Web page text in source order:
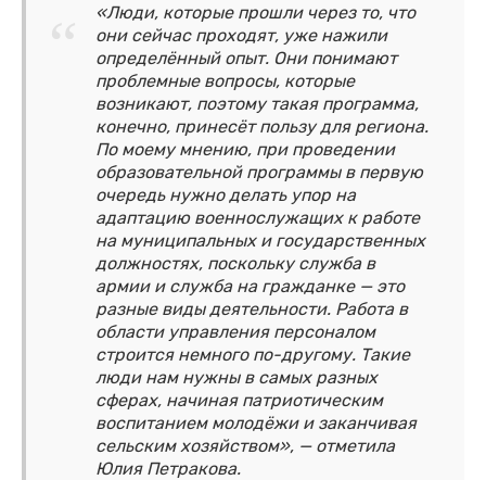
«Люди, которые прошли через то, что
они сейчас проходят, уже нажили
определённый опыт. Они понимают
проблемные вопросы, которые
возникают, поэтому такая программа,
конечно, принесёт пользу для региона.
По моему мнению, при проведении
образовательной программы в первую
очередь нужно делать упор на
адаптацию военнослужащих к работе
на муниципальных и государственных
должностях, поскольку служба в
армии и служба на гражданке — это
разные виды деятельности. Работа в
области управления персоналом
строится немного по-другому. Такие
люди нам нужны в самых разных
сферах, начиная патриотическим
воспитанием молодёжи и заканчивая
сельским хозяйством», — отметила
Юлия Петракова.